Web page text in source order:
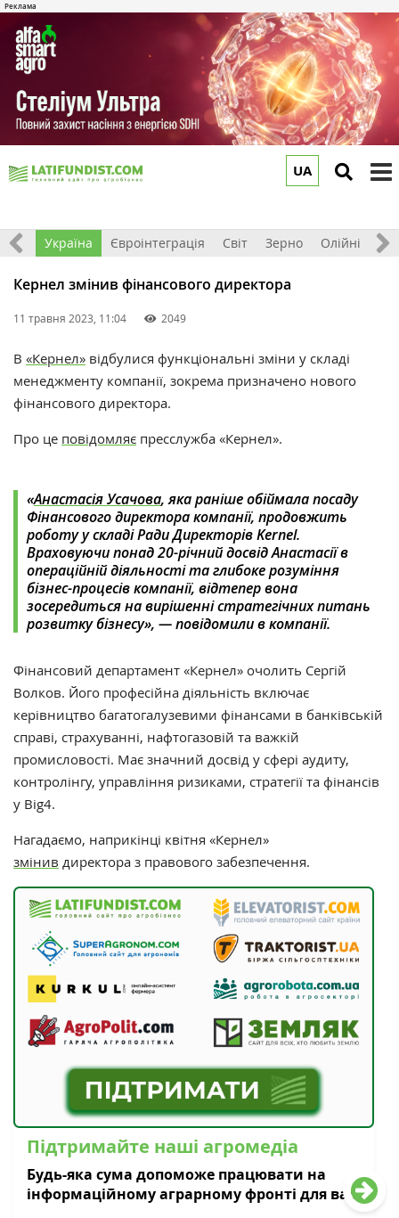
UA
Все Україна Євроінтеграція Світ Зерно Олійні
Кернел змінив фінансового директора
11 травня 2023, 11:04 2049
В «Кернел» відбулися функціональні зміни у складі
менеджменту компанії, зокрема призначено нового
фінансового директора.
Про це повідомляє пресслужба «Кернел».
«Анастасія Усачова, яка раніше обіймала посаду
Фінансового директора компанії, продовжить
роботу у складі Ради Директорів Kernel.
Враховуючи понад 20-річний досвід Анастасії в
операційній діяльності та глибоке розуміння
бізнес-процесів компанії, відтепер вона
зосередиться на вирішенні стратегічних питань
розвитку бізнесу», — повідомили в компанії.
Фінансовий департамент «Кернел» очолить Сергій
Волков. Його професійна діяльність включає
керівництво багатогалузевими фінансами в банківській
справі, страхуванні, нафтогазовій та важкій
промисловості. Має значний досвід у сфері аудиту,
контролінгу, управління ризиками, стратегії та фінансів
у Big4.
Нагадаємо, наприкінці квітня «Кернел»
змінив директора з правового забезпечення.
Підтримайте наші агромедіа
Будь-яка сума допоможе працювати на
інформаційному аграрному фронті для вас